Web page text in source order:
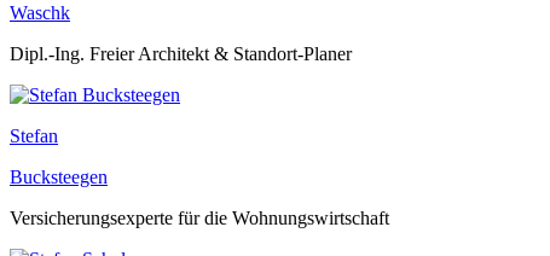
Waschk
Dipl.-Ing. Freier Architekt & Standort-Planer
Stefan
Bucksteegen
Versicherungsexperte für die Wohnungswirtschaft